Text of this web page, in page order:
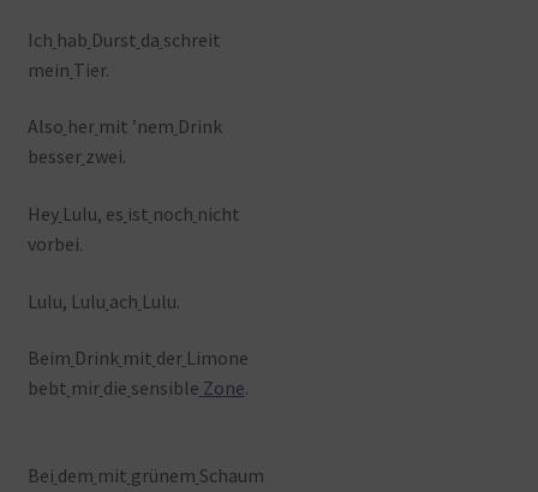
Ich hab Durst da schreit
mein Tier.
Also her mit ’nem Drink
besser zwei.
Hey Lulu, es ist noch nicht
vorbei.
Lulu, Lulu ach Lulu.
Beim Drink mit der Limone
bebt mir die sensible Zone.
Bei dem mit grünem Schaum